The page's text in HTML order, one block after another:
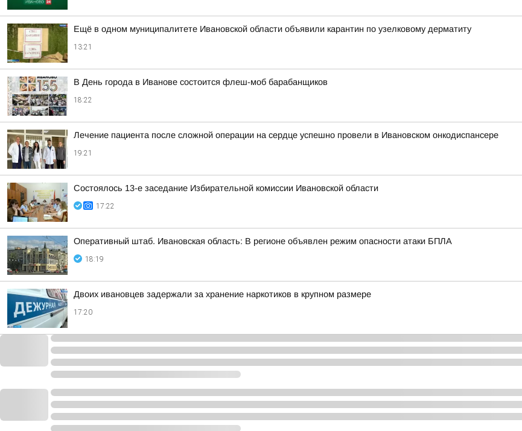
Ещё в одном муниципалитете Ивановской области объявили карантин по узелковому дерматиту
13:21
В День города в Иванове состоится флеш-моб барабанщиков
18:22
Лечение пациента после сложной операции на сердце успешно провели в Ивановском онкодиспансере
19:21
Состоялось 13-е заседание Избирательной комиссии Ивановской области
17:22
Оперативный штаб. Ивановская область: В регионе объявлен режим опасности атаки БПЛА
18:19
Двоих ивановцев задержали за хранение наркотиков в крупном размере
17:20